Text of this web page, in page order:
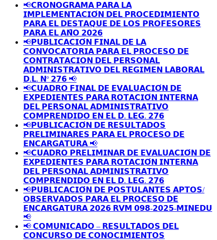
📢𝗖𝗥𝗢𝗡𝗢𝗚𝗥𝗔𝗠𝗔 𝗣𝗔𝗥𝗔 𝗟𝗔
𝗜𝗠𝗣𝗟𝗘𝗠𝗘𝗡𝗧𝗔𝗖𝗜𝗢́𝗡 𝗗𝗘𝗟 𝗣𝗥𝗢𝗖𝗘𝗗𝗜𝗠𝗜𝗘𝗡𝗧𝗢
𝗣𝗔𝗥𝗔 𝗘𝗟 𝗗𝗘𝗦𝗧𝗔𝗤𝗨𝗘 𝗗𝗘 𝗟𝗢𝗦 𝗣𝗥𝗢𝗙𝗘𝗦𝗢𝗥𝗘𝗦
𝗣𝗔𝗥𝗔 𝗘𝗟 𝗔𝗡̃𝗢 𝟮𝟬𝟮𝟲
📢𝗣𝗨𝗕𝗟𝗜𝗖𝗔𝗖𝗜𝗢́𝗡 𝗙𝗜𝗡𝗔𝗟 𝗗𝗘 𝗟𝗔
𝗖𝗢𝗡𝗩𝗢𝗖𝗔𝗧𝗢𝗥𝗜𝗔 𝗣𝗔𝗥𝗔 𝗘𝗟 𝗣𝗥𝗢𝗖𝗘𝗦𝗢 𝗗𝗘
𝗖𝗢𝗡𝗧𝗥𝗔𝗧𝗔𝗖𝗜𝗢𝗡 𝗗𝗘𝗟 𝗣𝗘𝗥𝗦𝗢𝗡𝗔𝗟
𝗔𝗗𝗠𝗜𝗡𝗜𝗦𝗧𝗥𝗔𝗧𝗜𝗩𝗢 𝗗𝗘𝗟 𝗥𝗘𝗚𝗜𝗠𝗘𝗡 𝗟𝗔𝗕𝗢𝗥𝗔𝗟
𝗗.𝗟. 𝗡º 𝟮𝟳𝟲 📢
📢𝗖𝗨𝗔𝗗𝗥𝗢 𝗙𝗜𝗡𝗔𝗟 𝗗𝗘 𝗘𝗩𝗔𝗟𝗨𝗔𝗖𝗜𝗢́𝗡 𝗗𝗘
𝗘𝗫𝗣𝗘𝗗𝗜𝗘𝗡𝗧𝗘𝗦 𝗣𝗔𝗥𝗔 𝗥𝗢𝗧𝗔𝗖𝗜𝗢́𝗡 𝗜𝗡𝗧𝗘𝗥𝗡𝗔
𝗗𝗘𝗟 𝗣𝗘𝗥𝗦𝗢𝗡𝗔𝗟 𝗔𝗗𝗠𝗜𝗡𝗜𝗦𝗧𝗥𝗔𝗧𝗜𝗩𝗢
𝗖𝗢𝗠𝗣𝗥𝗘𝗡𝗗𝗜𝗗𝗢 𝗘𝗡 𝗘𝗟 𝗗. 𝗟𝗘𝗚. 𝟮𝟳𝟲
📢𝗣𝗨𝗕𝗟𝗜𝗖𝗔𝗖𝗜𝗢́𝗡 𝗗𝗘 𝗥𝗘𝗦𝗨𝗟𝗧𝗔𝗗𝗢𝗦
𝗣𝗥𝗘𝗟𝗜𝗠𝗜𝗡𝗔𝗥𝗘𝗦 𝗣𝗔𝗥𝗔 𝗘𝗟 𝗣𝗥𝗢𝗖𝗘𝗦𝗢 𝗗𝗘
𝗘𝗡𝗖𝗔𝗥𝗚𝗔𝗧𝗨𝗥𝗔 📢
📢𝗖𝗨𝗔𝗗𝗥𝗢 𝗣𝗥𝗘𝗟𝗜𝗠𝗜𝗡𝗔𝗥 𝗗𝗘 𝗘𝗩𝗔𝗟𝗨𝗔𝗖𝗜𝗢́𝗡 𝗗𝗘
𝗘𝗫𝗣𝗘𝗗𝗜𝗘𝗡𝗧𝗘𝗦 𝗣𝗔𝗥𝗔 𝗥𝗢𝗧𝗔𝗖𝗜𝗢́𝗡 𝗜𝗡𝗧𝗘𝗥𝗡𝗔
𝗗𝗘𝗟 𝗣𝗘𝗥𝗦𝗢𝗡𝗔𝗟 𝗔𝗗𝗠𝗜𝗡𝗜𝗦𝗧𝗥𝗔𝗧𝗜𝗩𝗢
𝗖𝗢𝗠𝗣𝗥𝗘𝗡𝗗𝗜𝗗𝗢 𝗘𝗡 𝗘𝗟 𝗗. 𝗟𝗘𝗚. 𝟮𝟳𝟲
📢𝗣𝗨𝗕𝗟𝗜𝗖𝗔𝗖𝗜𝗢́𝗡 𝗗𝗘 𝗣𝗢𝗦𝗧𝗨𝗟𝗔𝗡𝗧𝗘𝗦 𝗔𝗣𝗧𝗢𝗦/
𝗢𝗕𝗦𝗘𝗥𝗩𝗔𝗗𝗢𝗦 𝗣𝗔𝗥𝗔 𝗘𝗟 𝗣𝗥𝗢𝗖𝗘𝗦𝗢 𝗗𝗘
𝗘𝗡𝗖𝗔𝗥𝗚𝗔𝗧𝗨𝗥𝗔 𝟮𝟬𝟮𝟲 𝗥𝗩𝗠 𝟬𝟵𝟴-𝟮𝟬𝟮𝟱-𝗠𝗜𝗡𝗘𝗗𝗨
📢
📢 𝗖𝗢𝗠𝗨𝗡𝗜𝗖𝗔𝗗𝗢 – 𝗥𝗘𝗦𝗨𝗟𝗧𝗔𝗗𝗢𝗦 𝗗𝗘𝗟
𝗖𝗢𝗡𝗖𝗨𝗥𝗦𝗢 𝗗𝗘 𝗖𝗢𝗡𝗢𝗖𝗜𝗠𝗜𝗘𝗡𝗧𝗢𝗦